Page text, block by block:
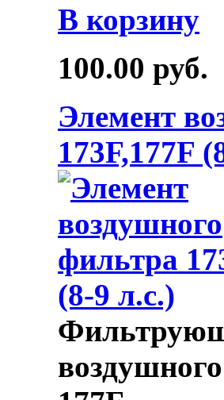
В корзину
100.00 руб.
Элемент
173F,177F